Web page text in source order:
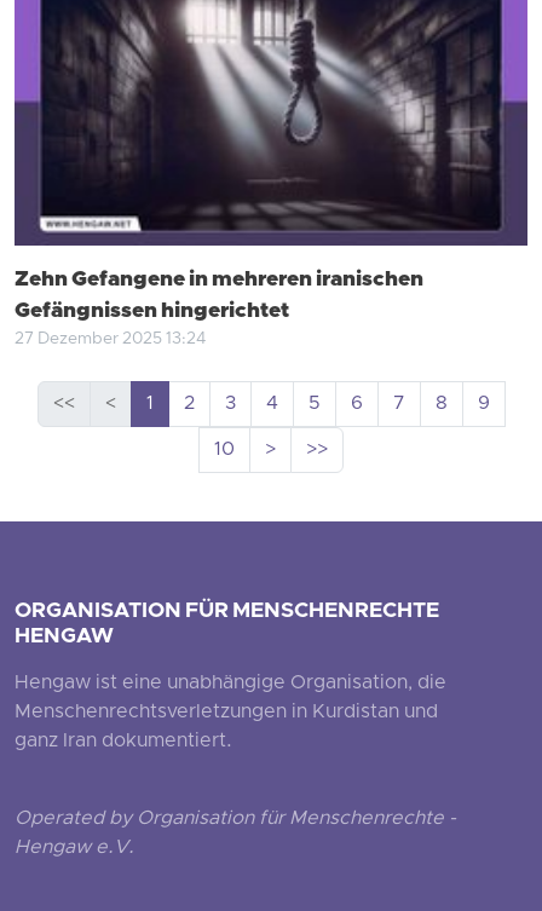
Zehn Gefangene in mehreren iranischen
Gefängnissen hingerichtet
27 Dezember 2025 13:24
<< < 1 2 3 4 5 6 7 8
9
10
> >>
ORGANISATION FÜR MENSCHENRECHTE
HENGAW
Hengaw ist eine unabhängige Organisation, die
Menschenrechtsverletzungen in Kurdistan und
ganz Iran dokumentiert.
Operated by Organisation für Menschenrechte -
Hengaw e.V.